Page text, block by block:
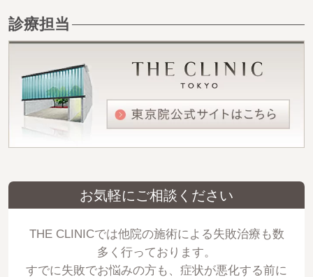
診療担当
お気軽にご相談ください
THE CLINICでは他院の施術による失敗治療も数
多く行っております。
すでに失敗でお悩みの方も、症状が悪化する前に